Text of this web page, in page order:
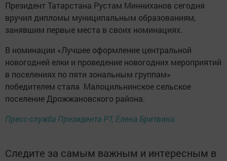
Президент Татарстана Рустам Минниханов сегодня
вручил дипломы муниципальным образованиям,
занявшим первые места в своих номинациях.
В номинации «Лучшее оформление центральной
новогодней елки и проведение новогодних мероприятий
в поселениях по пяти зональным группам»
победителем стала Малоцильнинское сельское
поселение Дрожжановского района.
Пресс-служба Президента РТ, Елена Бритвина.
Следите за самым важным и интересным в